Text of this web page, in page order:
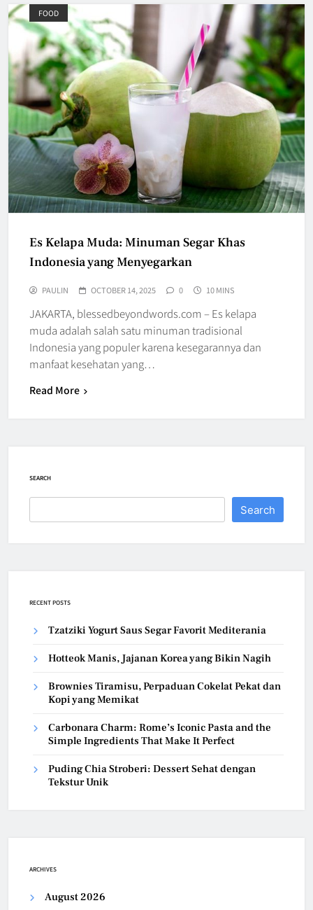
FOOD
Es Kelapa Muda: Minuman Segar Khas
Indonesia yang Menyegarkan
PAULIN OCTOBER 14, 2025 0 10 MINS
JAKARTA, blessedbeyondwords.com – Es kelapa
muda adalah salah satu minuman tradisional
Indonesia yang populer karena kesegarannya dan
manfaat kesehatan yang…
Read More
SEARCH
Search
RECENT POSTS
Tzatziki Yogurt Saus Segar Favorit Mediterania
Hotteok Manis, Jajanan Korea yang Bikin Nagih
Brownies Tiramisu, Perpaduan Cokelat Pekat dan
Kopi yang Memikat
Carbonara Charm: Rome’s Iconic Pasta and the
Simple Ingredients That Make It Perfect
Puding Chia Stroberi: Dessert Sehat dengan
Tekstur Unik
ARCHIVES
August 2026